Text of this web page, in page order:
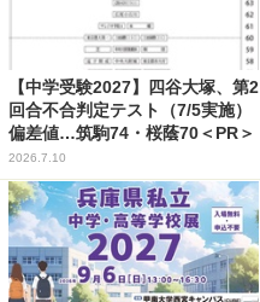
【中学受験2027】四谷大塚、第2
回合不合判定テスト（7/5実施）
偏差値…筑駒74・桜蔭70＜PR＞
2026.7.10